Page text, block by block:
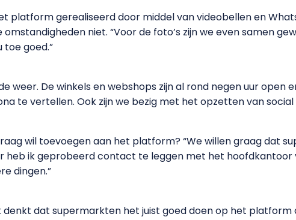
platform gerealiseerd door middel van videobellen en
niet. “Voor de foto’s zijn we even samen
goed.”
weer. De winkels en webshops zijn al rond negen uur
te vertellen. Ook zijn we bezig met het opzetten van social
wil toevoegen aan het platform? “We willen graag dat
heb ik geprobeerd contact te leggen met het hoofdkantoor
dingen.”
denkt dat supermarkten het juist goed doen op het platform